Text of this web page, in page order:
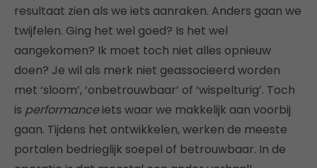
resultaat zien als we iets aanraken. Anders gaan we
twijfelen. Ging het wel goed? Is het wel
aangekomen? Ik moet toch niet alles opnieuw
doen? Je wil als merk niet geassocieerd worden
met ‘sloom’, ‘onbetrouwbaar’ of ‘wispelturig’. Toch
is performanceiets waar we makkelijk aan voorbij
gaan. Tijdens het ontwikkelen, werken de meeste
portalen bedrieglijk soepel of betrouwbaar. In de